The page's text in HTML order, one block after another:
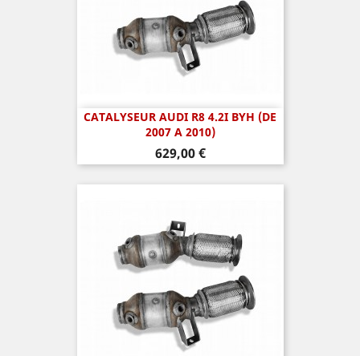
CATALYSEUR AUDI R8 4.2I BYH (DE
2007 A 2010)
Prix
629,00 €